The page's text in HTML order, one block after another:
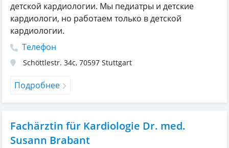
детской кардиологии. Мы педиатры и детские
кардиологи, но работаем только в детской
кардиологии.
Телефон
Schöttlestr. 34c, 70597 Stuttgart
Подробнее
Fachärztin für Kardiologie Dr. med.
Susann Brabant